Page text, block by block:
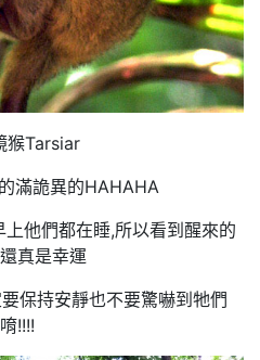
Tarsiar
滿詭異的HAHAHA
他們都在睡,所以看到醒來的
真是幸運
保持安靜也不要驚嚇到牠們
唷!!!!